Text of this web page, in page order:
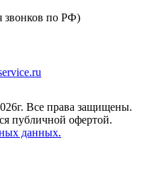
звонков по РФ)
Все права защищены.
публичной офертой.
данных.